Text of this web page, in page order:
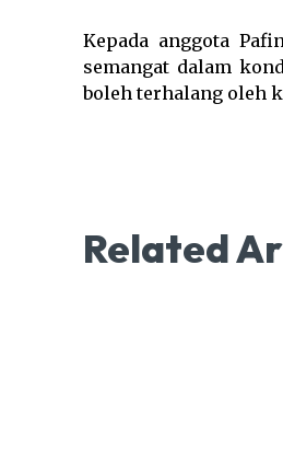
Kepada anggota
semangat dalam
boleh terhalang oleh
Related